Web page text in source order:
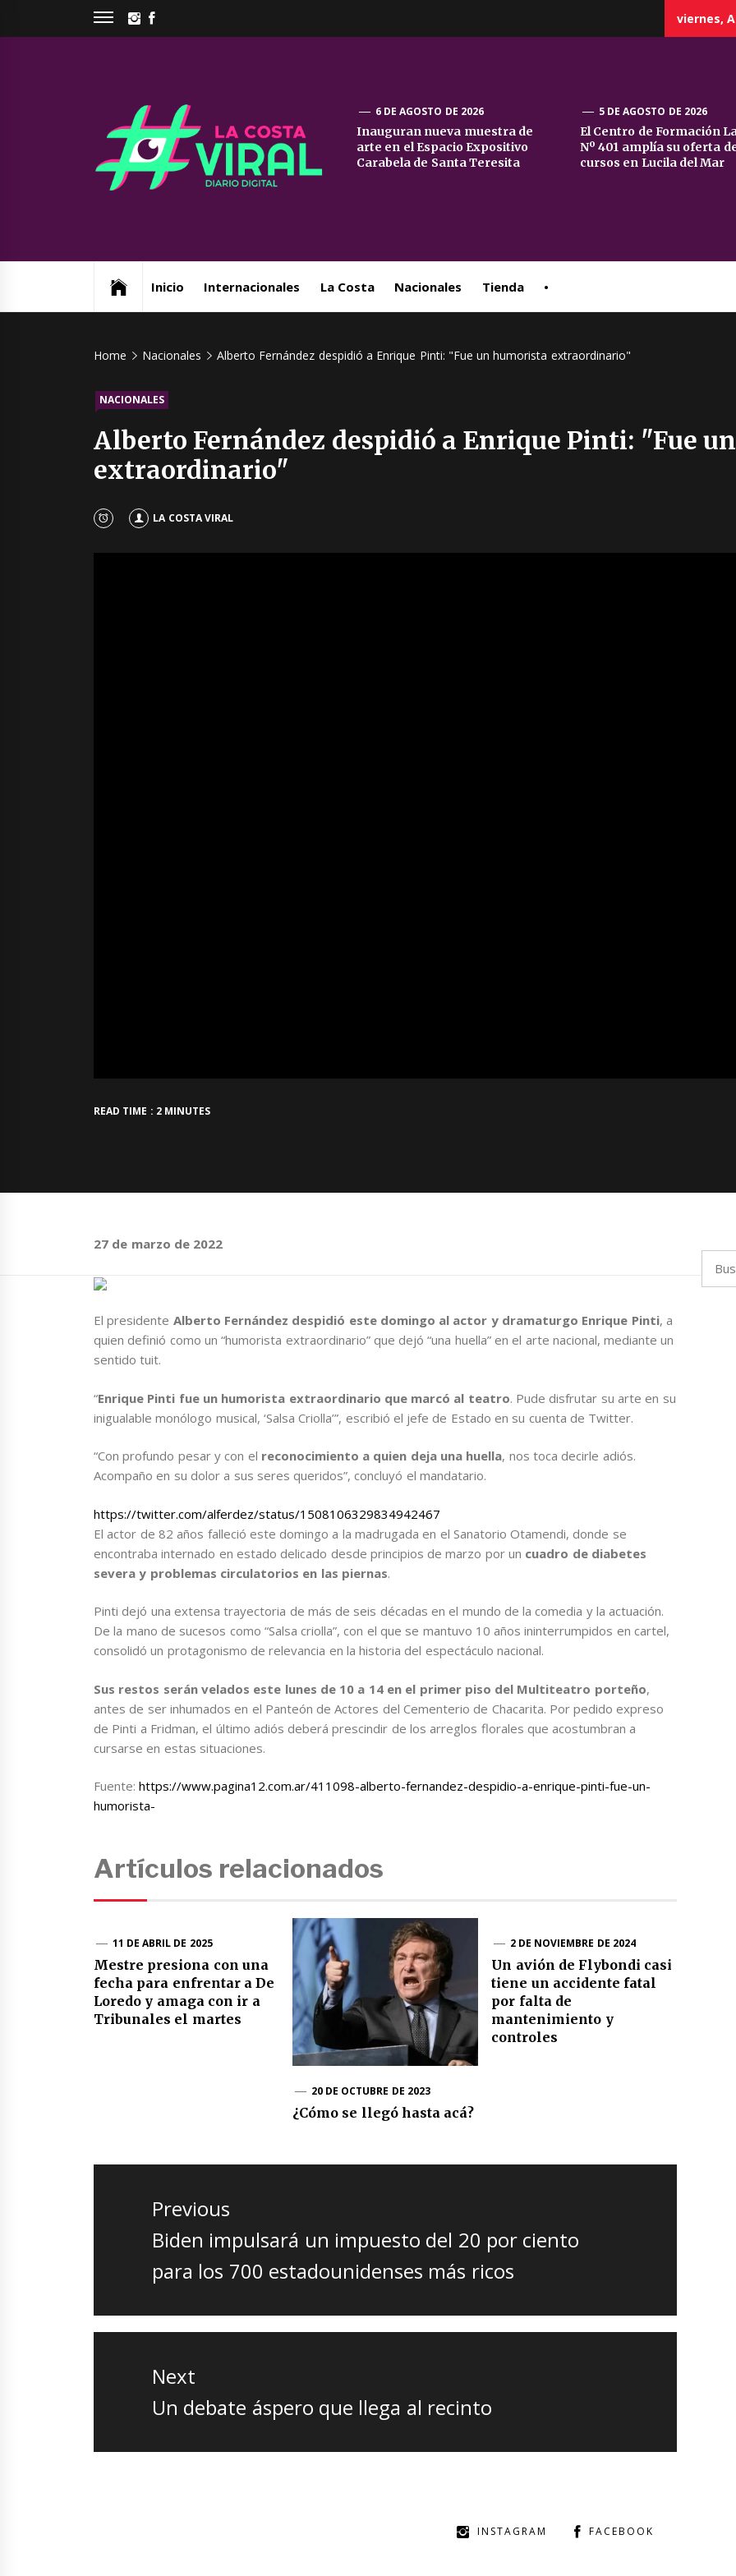
INSTAGRAM
viernes,
La
Costa
6 DE AGOSTO DE 2026
Inauguran nueva muestra de
arte en el Espacio Expositivo
Carabela de Santa Teresita
5 DE AGOSTO DE 2026
El Centro de Formación
Nº 401 amplía su oferta
cursos en Lucila del Mar
Inicio Internacionales La Costa Nacionales Tienda •
Home Nacionales Alberto Fernández despidió a Enrique Pinti: "Fue un humorista extraordinario"
NACIONALES
Alberto Fernández despidió a Enrique Pinti: "Fue
extraordinario"
LA COSTA VIRAL
READ TIME : 2 MINUTES
27 de marzo de 2022
El presidente Alberto Fernández despidió este domingo al actor y dramaturgo Enrique Pinti, a
quien definió como un “humorista extraordinario” que dejó “una huella” en el arte nacional, mediante un
sentido tuit.
“Enrique Pinti fue un humorista extraordinario que marcó al teatro. Pude disfrutar su arte en su
inigualable monólogo musical, ‘Salsa Criolla’”, escribió el jefe de Estado en su cuenta de Twitter.
“Con profundo pesar y con el reconocimiento a quien deja una huella, nos toca decirle adiós.
Acompaño en su dolor a sus seres queridos”, concluyó el mandatario.
https://twitter.com/alferdez/status/1508106329834942467
El actor de 82 años falleció este domingo a la madrugada en el Sanatorio Otamendi, donde se
encontraba internado en estado delicado desde principios de marzo por un cuadro de diabetes
severa y problemas circulatorios en las piernas.
Pinti dejó una extensa trayectoria de más de seis décadas en el mundo de la comedia y la actuación.
De la mano de sucesos como “Salsa criolla”, con el que se mantuvo 10 años ininterrumpidos en cartel,
consolidó un protagonismo de relevancia en la historia del espectáculo nacional.
Sus restos serán velados este lunes de 10 a 14 en el primer piso del Multiteatro porteño,
antes de ser inhumados en el Panteón de Actores del Cementerio de Chacarita. Por pedido expreso
de Pinti a Fridman, el último adiós deberá prescindir de los arreglos florales que acostumbran a
cursarse en estas situaciones.
Fuente:https://www.pagina12.com.ar/411098-alberto-fernandez-despidio-a-enrique-pinti-fue-un-
humorista-
Artículos relacionados
11 DE ABRIL DE 2025
Mestre presiona con una
fecha para enfrentar a De
Loredo y amaga con ir a
Tribunales el martes
20 DE OCTUBRE DE 2023
¿Cómo se llegó hasta acá?
2 DE NOVIEMBRE DE 2024
Un avión de Flybondi casi
tiene un accidente fatal
por falta de
mantenimiento y
controles
Navegación
entradas
Previous
Previous
post:
Biden impulsará un impuesto del 20 por ciento
para los 700 estadounidenses más ricos
Next
Next
Un debate áspero que llega al recinto
INSTAGRAM FACEBOOK